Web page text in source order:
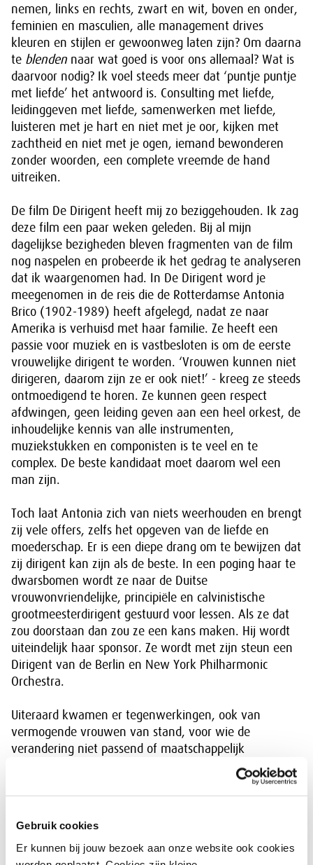
Gebruik cookies
Er kunnen bij jouw bezoek aan onze website ook cookies
nemen, links en rechts, zwart en wit, boven en onder,
feminien en masculien, alle management drives
kleuren en stijlen er gewoonweg laten zijn? Om daarna
te blendennaar wat goed is voor ons allemaal? Wat is
daarvoor nodig? Ik voel steeds meer dat ‘puntje puntje
met liefde’ het antwoord is. Consulting met liefde,
leidinggeven met liefde, samenwerken met liefde,
luisteren met je hart en niet met je oor, kijken met
zachtheid en niet met je ogen, iemand bewonderen
zonder woorden, een complete vreemde de hand
uitreiken.
De film De Dirigent heeft mij zo beziggehouden. Ik zag
deze film een paar weken geleden. Bij al mijn
dagelijkse bezigheden bleven fragmenten van de film
nog naspelen en probeerde ik het gedrag te analyseren
dat ik waargenomen had. In De Dirigent word je
meegenomen in de reis die de Rotterdamse Antonia
Brico (1902-1989) heeft afgelegd, nadat ze naar
Amerika is verhuisd met haar familie. Ze heeft een
passie voor muziek en is vastbesloten is om de eerste
vrouwelijke dirigent te worden. ‘Vrouwen kunnen niet
dirigeren, daarom zijn ze er ook niet!’ - kreeg ze steeds
ontmoedigend te horen. Ze kunnen geen respect
afdwingen, geen leiding geven aan een heel orkest, de
inhoudelijke kennis van alle instrumenten,
muziekstukken en componisten is te veel en te
complex. De beste kandidaat moet daarom wel een
man zijn.
Toch laat Antonia zich van niets weerhouden en brengt
zij vele offers, zelfs het opgeven van de liefde en
moederschap. Er is een diepe drang om te bewijzen dat
zij dirigent kan zijn als de beste. In een poging haar te
dwarsbomen wordt ze naar de Duitse
vrouwonvriendelijke, principiële en calvinistische
grootmeesterdirigent gestuurd voor lessen. Als ze dat
zou doorstaan dan zou ze een kans maken. Hij wordt
uiteindelijk haar sponsor. Ze wordt met zijn steun een
Dirigent van de Berlin en New York Philharmonic
Orchestra.
Uiteraard kwamen er tegenwerkingen, ook van
vermogende vrouwen van stand, voor wie de
verandering niet passend of maatschappelijk
Antonia wordt
door haar laserfocus en knoeste arbeid op enig
moment wél de eerste vrouwelijke dirigent. Het is nog
mannelijke functiegenoten. Antonia krijgt minder
uitbetaald, wordt minder vaak ingepland voor